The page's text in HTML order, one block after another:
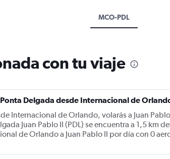
MCO-PDL
con tu viaje
Delgada desde Internacional de
Internacional de Orlando, volarás a Juan
Juan Pablo II (PDL) se encuentra a 1,5 km
de Orlando a Juan Pablo II por día con 0